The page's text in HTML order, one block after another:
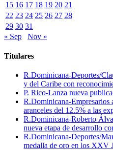
15 16 17 18 19 20 21
22 23 24 25 26 27 28
29 30 31
« Sep
Nov »
Titulares
R.Dominicana-Deportes/
y del Caribe con
P. Rico-Lanza nueva
R.Dominicana-Empresarios
aranceles del 12.5% a las
R.Dominicana-Roberto
nueva etapa de desarrollo
R.Dominicana-Deportes/
medalla de oro en los XXV